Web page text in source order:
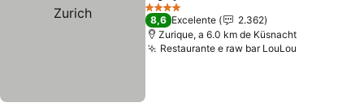
4 Estrelas
8,6 Excelente
2.362
Zurique, a 6.0 km de Küsnacht
Restaurante e raw bar LouLou